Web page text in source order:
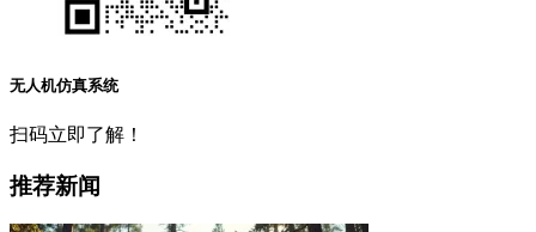
无人机仿真系统
扫码立即了解！
推荐新闻